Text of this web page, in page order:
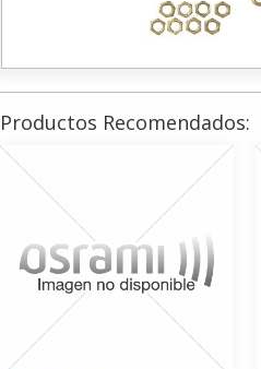
Productos Recomendados: